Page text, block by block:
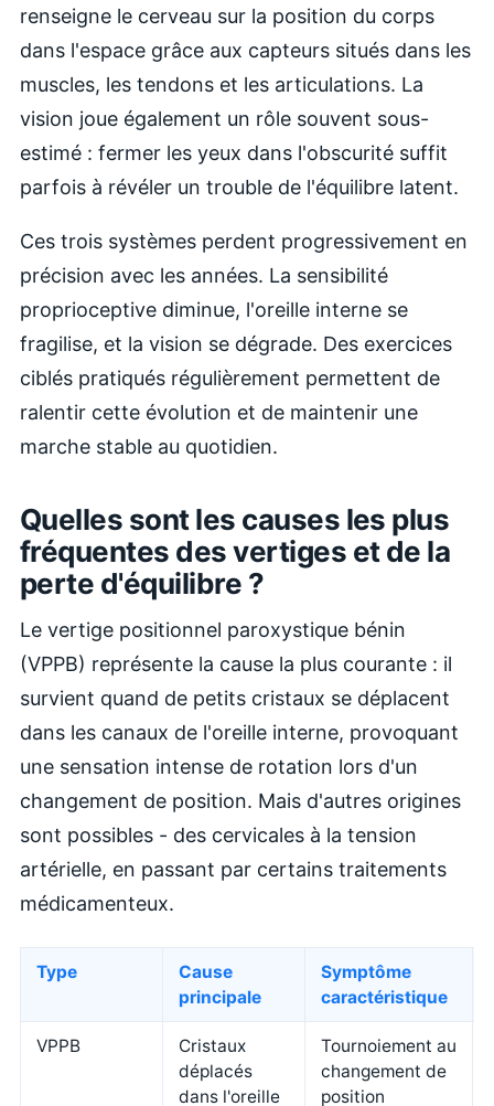
renseigne le cerveau sur la position du corps
dans l'espace grâce aux capteurs situés dans les
muscles, les tendons et les articulations. La
vision joue également un rôle souvent sous-
estimé : fermer les yeux dans l'obscurité suffit
parfois à révéler un trouble de l'équilibre latent.
Ces trois systèmes perdent progressivement en
précision avec les années. La sensibilité
proprioceptive diminue, l'oreille interne se
fragilise, et la vision se dégrade. Des exercices
ciblés pratiqués régulièrement permettent de
ralentir cette évolution et de maintenir une
marche stable au quotidien.
Quelles sont les causes les plus
fréquentes des vertiges et de la
perte d'équilibre ?
Le vertige positionnel paroxystique bénin
(VPPB) représente la cause la plus courante : il
survient quand de petits cristaux se déplacent
dans les canaux de l'oreille interne, provoquant
une sensation intense de rotation lors d'un
changement de position. Mais d'autres origines
sont possibles - des cervicales à la tension
artérielle, en passant par certains traitements
médicamenteux.
Type
Cause
principale
Symptôme
caractéristique
VPPB
Cristaux
déplacés
dans l'oreille
Tournoiement au
changement de
position